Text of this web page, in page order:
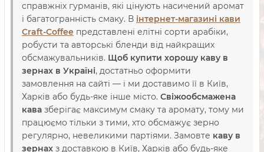
справжніх гурманів, які цінують насичений аромат
і багатогранність смаку. В інтернет-магазині кави
Craft-Coffee представлені елітні сорти арабіки,
робусти та авторські бленди від найкращих
обсмажувальників. Щоб купити хорошу каву в
зернах в Україні, достатньо оформити
замовлення на сайті — і ми доставимо її в Київ,
Харків або будь-яке інше місто. Свіжообсмажена
кава зберігає максимум смаку та аромату, тому ми
працюємо тільки з тими, хто обсмажує зерно
регулярно, невеликими партіями. Замовте каву в
зернах з доставкою в Київ, Харків або будь-яке